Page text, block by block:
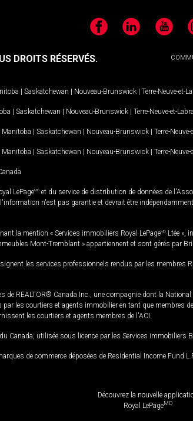
FacebookLinkedIn YouTube
DROITS RÉSERVÉS.
| Saskatchewan | Nouveau-Brunswick | Terre-Neuve-et-
| Saskatchewan | Nouveau-Brunswick | Terre-Neuve-et-
Manitoba | Saskatchewan | Nouveau-Brunswick | Terre-
Manitoba | Saskatchewan | Nouveau-Brunswick | Terre-
LePageMD et du service de distribution de données de
n'est pas garantie et devrait être
la mention « Services immobiliers Royal LePageMD Ltée »,
Mont-Tremblant » appartiennent et sont gérés par
les services professionnels rendus par les membres
de REALTOR® Canada Inc., une compagnie dont la
les courtiers et agents immobilier en tant que
les courtiers et agents membres de l'ACI.
Canada, utilisée sous licence par les Services immobiliers
de commerce déposées de Residential Income Fund
Découvrez la nouvelle
Royal LePageMD